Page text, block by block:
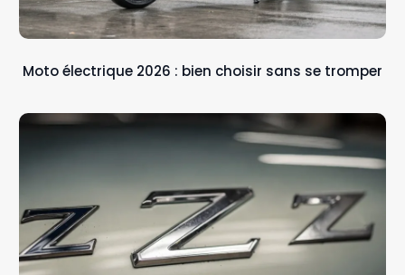
Moto électrique 2026 : bien choisir sans se tromper